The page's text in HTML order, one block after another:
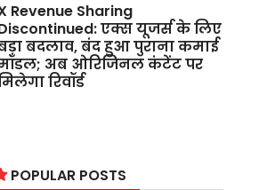
Revenue Sharing
एक्स यूजर्स के लिए
बदलाव, बंद हुआ पुराना कमाई
अब ओरिजिनल कंटेंट पर
रिवॉर्ड
POPULAR POSTS